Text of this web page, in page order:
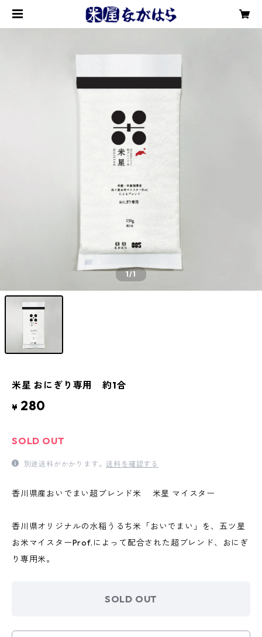
1/1
米星 おにぎり専用 約1合
¥ 280
SOLD OUT
別途送料がかかります。送料を確認する
香川県産おいでまい超ブレンド米 米星 マイスター
香川県オリジナルの水稲うるち米「おいでまい」を、五ツ星
お米マイスターProf.によって配合された超ブレンド、おにぎ
り専用米。
SOLD OUT